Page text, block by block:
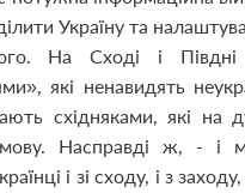
Україну та
На Сході і
які ненавидять
східняками, які на
мову. Насправді ж, - і
і зі сходу, і з заходу,